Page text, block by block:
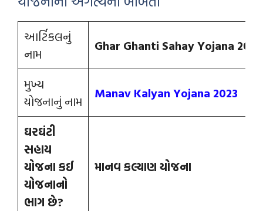
આર્ટિકલનું
નામ
Ghar Ghanti Sahay Yojana 2023
મુખ્ય
યોજનાનું નામ
Manav Kalyan Yojana 2023
ઘરઘંટી
સહાય
યોજના કઈ
યોજનાનો
ભાગ છે?
માનવ કલ્યાણ યોજના